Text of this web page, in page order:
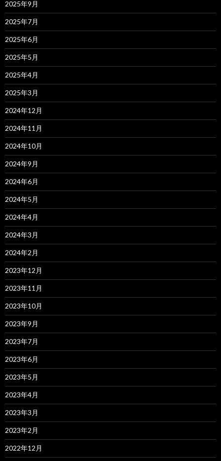
2025年9月
2025年7月
2025年6月
2025年5月
2025年4月
2025年3月
2024年12月
2024年11月
2024年10月
2024年9月
2024年6月
2024年5月
2024年4月
2024年3月
2024年2月
2023年12月
2023年11月
2023年10月
2023年9月
2023年7月
2023年6月
2023年5月
2023年4月
2023年3月
2023年2月
2022年12月